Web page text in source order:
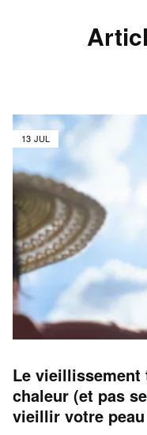
13 JUL
Le
chaleur (et pas
vieillir votre peau